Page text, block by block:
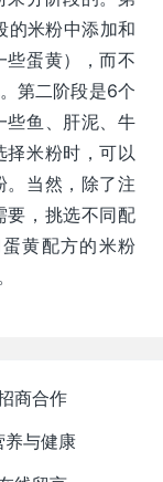
的米粉中添加和
些蛋黄），而不
第二阶段是6个
些鱼、肝泥、牛
米粉时，可以
。当然，除了注
要，挑选不同配
黄配方的米粉
商合作
养与健康